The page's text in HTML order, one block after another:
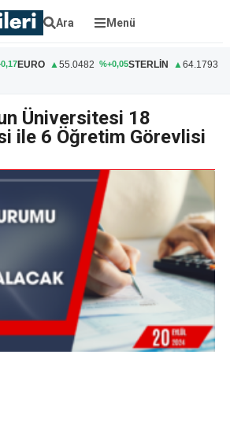
Ara Menü
EURO ▲ 55.0482 %+0,05STERLİN ▲ 64.1793
Üniversitesi 18
ile 6 Öğretim Görevlisi